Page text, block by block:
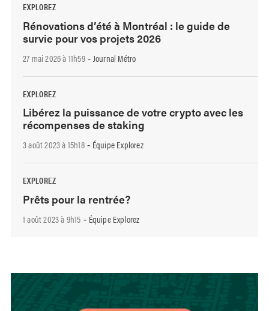
EXPLOREZ
Rénovations d’été à Montréal : le guide de
survie pour vos projets 2026
27 mai 2026 à 11h59- Journal Métro
EXPLOREZ
Libérez la puissance de votre crypto avec les
récompenses de staking
3 août 2023 à 15h18- Équipe Explorez
EXPLOREZ
Prêts pour la rentrée?
1 août 2023 à 9h15 - Équipe Explorez